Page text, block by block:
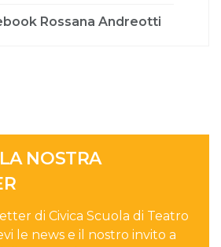
Rossana Andreotti
NOSTRA
di Civica Scuola di Teatro
le news e il nostro invito a